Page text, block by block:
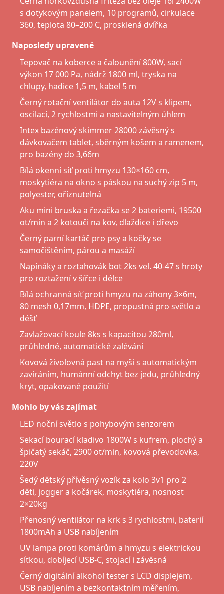
s dotykovým panelem, 10 programů, cirkulace
360, teplota 80–200 C, prosklená dvířka
Naposledy upravené
Tepovač na koberce a čalounění 800W, sací
výkon 17 000 Pa, nádrž 1800 ml, tryska na
chlupy, hadice 1,5 m, kabel 5 m
Černý rotační ventilátor do auta 12V s klipem,
oscilací, 2 rychlostmi a nastavitelným úhlem
Intex bazénový skimmer 28000 závěsný s
dávkovačem tablet, sběrným košem a ramenem,
pro bazény do 3,66m
Bílá okenní síť proti hmyzu 130×160 cm,
moskytiéra na okno s páskou na suchý zip 5 m,
polyester, oříznutelná
Aku mini bruska a řezačka se 2 bateriemi, 19500
ot/min a 2 kotouči na kov, dlaždice i dřevo
Černý parní kartáč pro psy a kočky se
samočištěním, párou a masáží
Napínáky a roztahovák bot 2ks vel. 40-47 s hroty
pro roztažení v šířce i délce
Bílá ochranná síť proti hmyzu na záhony 3×6m,
80 mesh 0,17mm, HDPE, propustná pro světlo a
déšť
Zavlažovací koule 8ks s kapacitou 280ml,
průhledné, automatické zalévání
Kovová živolovná past na myši s automatickým
zavíráním, humánní odchyt bez jedu, průhledný
kryt, opakované použití
Mohlo by vás zajímat
LED noční světlo s pohybovým senzorem
Sekací bourací kladivo 1800W s kufrem, plochý a
špičatý sekáč, 2900 ot/min, kovová převodovka,
220V
Šedý dětský přívěsný vozík za kolo 3v1 pro 2
děti, jogger a kočárek, moskytiéra, nosnost
2×20kg
Přenosný ventilátor na krk s 3 rychlostmi, baterií
1800mAh a USB nabíjením
UV lampa proti komárům a hmyzu s elektrickou
síťkou, dobíjecí USB-C, stojací i závěsná
Černý digitální alkohol tester s LCD displejem,
USB nabíjením a bezkontaktním měřením,